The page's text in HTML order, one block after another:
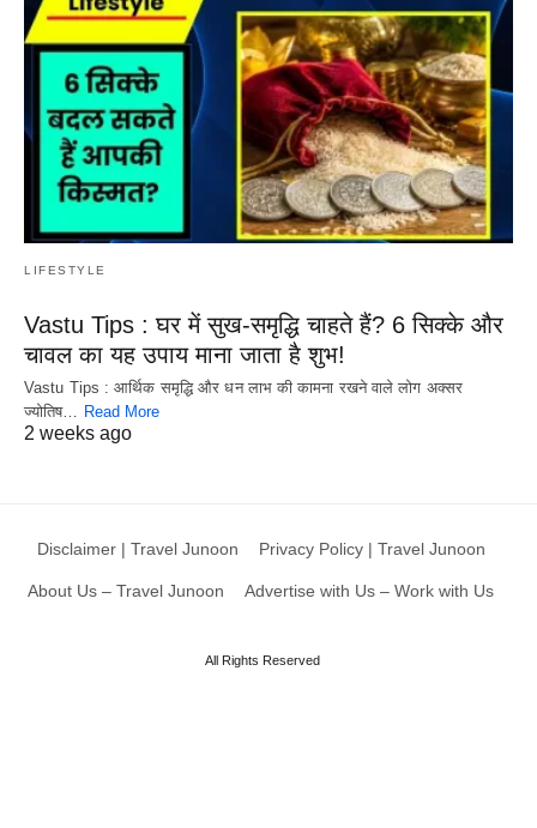
LIFESTYLE
Vastu Tips : घर में सुख-समृद्धि चाहते हैं? 6 सिक्के और
चावल का यह उपाय माना जाता है शुभ!
Vastu Tips : आर्थिक समृद्धि और धन लाभ की कामना रखने वाले लोग अक्सर
ज्योतिष… Read More
2 weeks ago
Disclaimer | Travel Junoon Privacy Policy | Travel Junoon
About Us – Travel Junoon Advertise with Us – Work with Us
All Rights Reserved